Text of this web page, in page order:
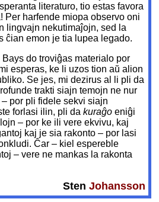
literaturo, tio estas favora
Per harfende miopa observo oni
lingvajn nekutimaĵojn, sed la
ĉian emon je tia lupea legado.
do troviĝas materialo por
esperas, ke li uzos tion aŭ alion
Se jes, mi dezirus al li pli da
trakti siajn temojn ne nur
– por pli fidele sekvi siajn
forlasi ilin, pli dakuraĝo eniĝi
– por ke ili vere ekvivu, kaj
kaj je sia rakonto – por lasi
Ĉar – kiel espereble
– vere ne mankas la rakonta
Sten Johansson